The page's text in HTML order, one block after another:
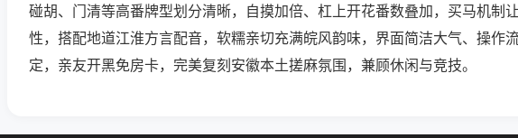
碰胡、门清等高番牌型划分清晰，自摸加倍、杠上开花番数叠加，买马机制
性，搭配地道江淮方言配音，软糯亲切充满皖风韵味，界面简洁大气、操作
定，亲友开黑免房卡，完美复刻安徽本土搓麻氛围，兼顾休闲与竞技。